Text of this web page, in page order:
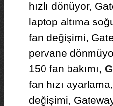
hızlı dönüyor,
laptop altıma
fan değişimi,
pervane
150 fan bakımı,
fan hızı
değişimi,